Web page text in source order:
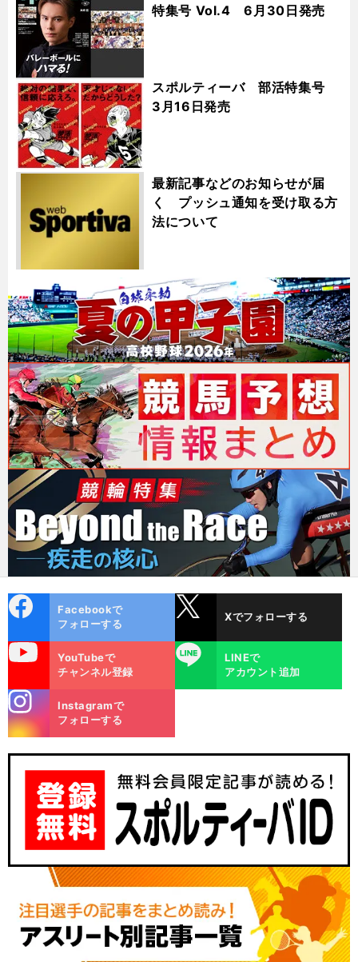
特集号 Vol.4 6月30日発売
スポルティーバ 部活特集号
3月16日発売
最新記事などのお知らせが届
く プッシュ通知を受け取る方
法について
ok
Facebookで
フォローする
Xでフォローする
YouTubeで
チャンネル登録
LINE
LINEで
アカウント追加
m
Instagramで
フォローする